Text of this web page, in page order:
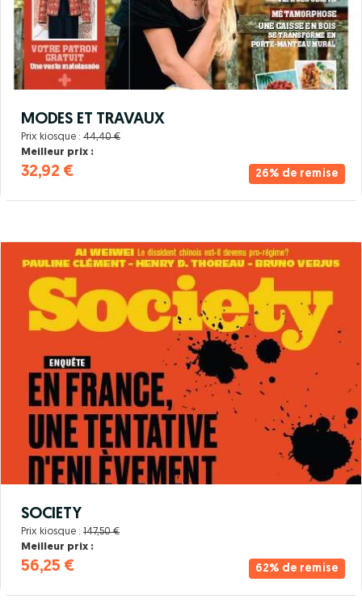
26% de remise
MODES ET TRAVAUX
Prix kiosque : 44,40 €
Meilleur prix :
32,92 €
62% de remise
SOCIETY
Prix kiosque : 147,50 €
Meilleur prix :
56,25 €